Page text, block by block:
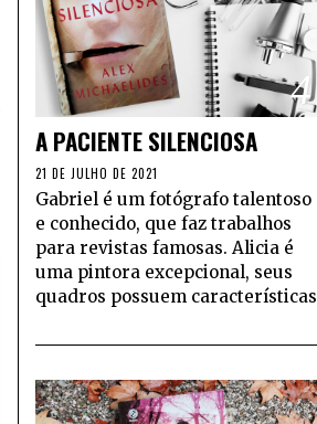
4
A PACIENTE SILENCIOSA
21 DE JULHO DE 2021
Gabriel é um fotógrafo talentoso
e conhecido, que faz trabalhos
para revistas famosas. Alicia é
uma pintora excepcional, seus
quadros possuem características